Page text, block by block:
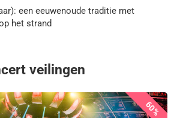
een eeuwenoude traditie met
het strand
veilingen
60%